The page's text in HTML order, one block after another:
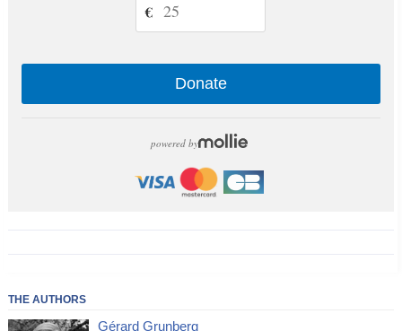
€
Donate
powered by
THE AUTHORS
Gérard Grunberg